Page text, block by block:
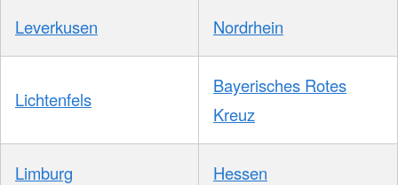
Leverkusen Nordrhein
Lichtenfels
Bayerisches Rotes
Kreuz
Limburg Hessen